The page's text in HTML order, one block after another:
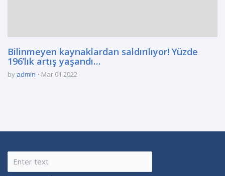
Bilinmeyen kaynaklardan saldırılıyor! Yüzde
196’lık artış yaşandı…
by admin Mar 01 2022